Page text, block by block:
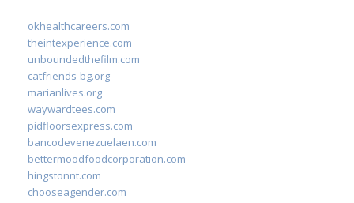
okhealthcareers.com
theintexperience.com
unboundedthefilm.com
catfriends-bg.org
marianlives.org
waywardtees.com
pidfloorsexpress.com
bancodevenezuelaen.com
bettermoodfoodcorporation.com
hingstonnt.com
chooseagender.com